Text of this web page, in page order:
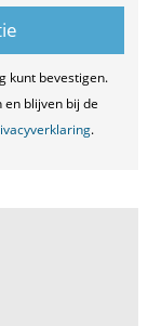
kunt bevestigen.
blijven bij de
.